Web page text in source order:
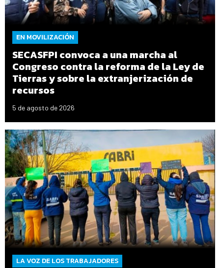
EN MOVILIZACIÓN
SECASFPI convoca a una marcha al
Congreso contra la reforma de la Ley de
Tierras y sobre la extranjerización de
recursos
5 de agosto de 2026
LA VOZ DE LOS TRABAJADORES